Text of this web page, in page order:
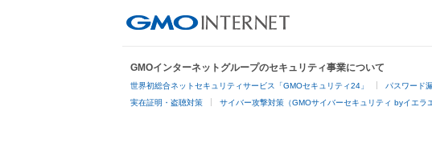
GMOインターネットグループのセキュリティ事業について
世界初総合ネットセキュリティサービス「GMOセキュリティ24」 パスワード
実在証明・盗聴対策 サイバー攻撃対策（GMOサイバーセキュリティ byイエラ